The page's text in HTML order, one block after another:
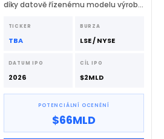
díky datově řízenému modelu výroby
dodavatelskému řetězci.
TICKER
TBA
BURZA
LSE / NYSE
DATUM IPO
2026
CÍL IPO
$2MLD
POTENCIÁLNÍ OCENĚNÍ
$66MLD